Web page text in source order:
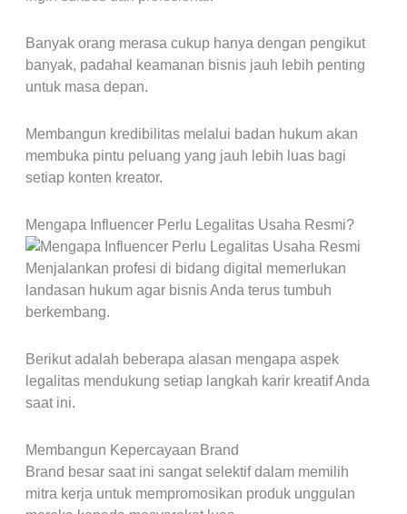
Banyak orang merasa cukup hanya dengan pengikut
banyak, padahal keamanan bisnis jauh lebih penting
untuk masa depan.
Membangun kredibilitas melalui badan hukum akan
membuka pintu peluang yang jauh lebih luas bagi
setiap konten kreator.
Mengapa Influencer Perlu Legalitas Usaha Resmi?
Menjalankan profesi di bidang digital memerlukan
landasan hukum agar bisnis Anda terus tumbuh
berkembang.
Berikut adalah beberapa alasan mengapa aspek
legalitas mendukung setiap langkah karir kreatif Anda
saat ini.
Membangun Kepercayaan Brand
Brand besar saat ini sangat selektif dalam memilih
mitra kerja untuk mempromosikan produk unggulan